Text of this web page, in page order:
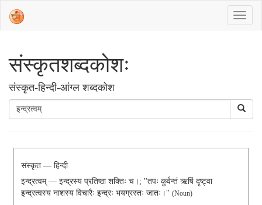
संस्‍कृतशब्‍दकोशः
संस्‍कृत-हिन्दी-आंग्ल शब्दकोश
संस्कृत — हिन्दी
इन्द्रत्वम् — इन्द्रस्य प्रतिष्ठा शक्तिः च।; "तपः कुर्वन्तं ऋषिं दृष्ट्वा
इन्द्रत्वस्य नाशस्य विचारैः इन्द्रः भयग्रस्तः जातः।" (noun)